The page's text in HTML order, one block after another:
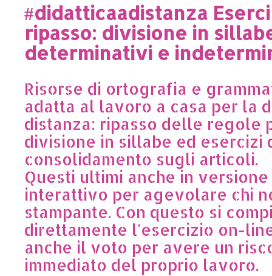
#didatticaadistanza
ripasso: divisione in
determinativi e
Risorse di ortografia e
adatta al lavoro a casa per la
distanza: ripasso delle regole
divisione in sillabe ed esercizi
consolidamento sugli articoli.
Questi ultimi anche in
interattivo per agevolare chi
stampante. Con questo si
direttamente l'esercizio on-
anche il voto per avere un
immediato del proprio lavoro.